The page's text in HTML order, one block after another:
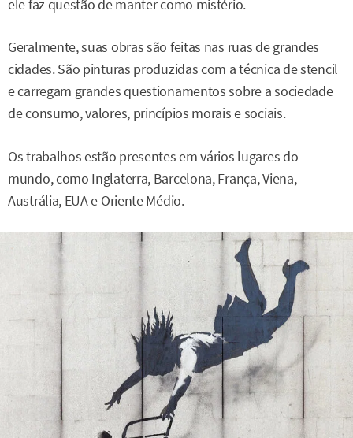
ele faz questão de manter como mistério.
Geralmente, suas obras são feitas nas ruas de grandes
cidades. São pinturas produzidas com a técnica de stencil
e carregam grandes questionamentos sobre a sociedade
de consumo, valores, princípios morais e sociais.
Os trabalhos estão presentes em vários lugares do
mundo, como Inglaterra, Barcelona, França, Viena,
Austrália, EUA e Oriente Médio.